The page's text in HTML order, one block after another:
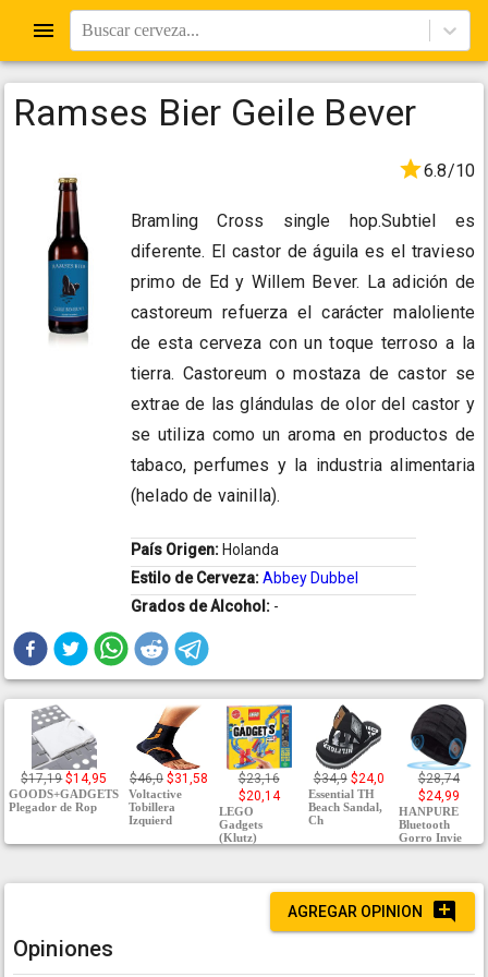
Buscar cerveza...
Ramses Bier Geile Bever
6.8/10
Bramling Cross single hop.Subtiel es
diferente. El castor de águila es el travieso
primo de Ed y Willem Bever. La adición de
castoreum refuerza el carácter maloliente
de esta cerveza con un toque terroso a la
tierra. Castoreum o mostaza de castor se
extrae de las glándulas de olor del castor y
se utiliza como un aroma en productos de
tabaco, perfumes y la industria alimentaria
(helado de vainilla).
País Origen: Holanda
Estilo de Cerveza:Abbey Dubbel
Grados de Alcohol: -
$17,19 $14,95
GOODS+GADGETS
Plegador de Rop
$46,0 $31,58
Voltactive
Tobillera
Izquierd
$23,16
$20,14
LEGO
Gadgets
(Klutz)
$34,9 $24,0
Essential TH
Beach Sandal,
Ch
$28,74
$24,99
HANPURE
Bluetooth
Gorro Invie
AGREGAR OPINION
Opiniones